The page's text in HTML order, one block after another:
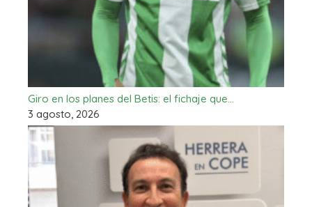
Giro en los planes del Betis: el fichaje que…
3 agosto, 2026